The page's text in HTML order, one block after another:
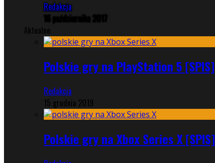
Redakcja
16 października 2017
Aktualne
Polskie gry na PlayStation 5 [SPIS]
Redakcja
15 grudnia 2019
Polskie gry na Xbox Series X [SPIS]